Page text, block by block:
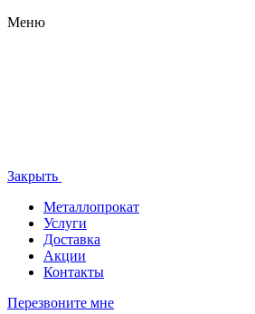
Меню
Закрыть
Металлопрокат
Услуги
Доставка
Акции
Контакты
Перезвоните мне